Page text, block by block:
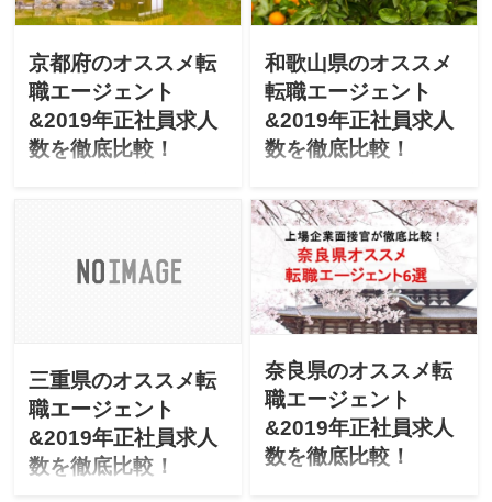
2019年エージェントごとの
します！
エージェントごとの正社員
す！
京都府のオススメ転
職エージェント
&2019年正社員求人
数を徹底比較！
が「京都のオススメ転職エ
和歌山県のオススメ
転職エージェント
&2019年正社員求人
数を徹底比較！
せたい」「和歌山にUターン
転職したいけど不安」と悩
んでませんか？上場企業の
面接官が「和歌山県のオス
スメ転職エージェント」
「最新2019年エージェント
底比較します！
三重県のオススメ転
職エージェント
&2019年正社員求人
数を徹底比較！
奈良県のオススメ転
職エージェント
&2019年正社員求人
数を徹底比較！